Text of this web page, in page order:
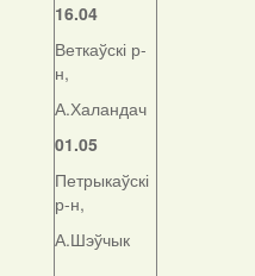
16.04
Веткаўскі р-
н,
А.Халандач
01.05
Петрыкаўскі
р-н,
А.Шэўчык